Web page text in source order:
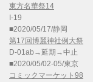
東方名華祭14
I-19
■2020/05/17/静岡
第17回博麗神社例大祭
D-01ab→延期→中止
■2020/05/02-05/東京
コミックマーケット98